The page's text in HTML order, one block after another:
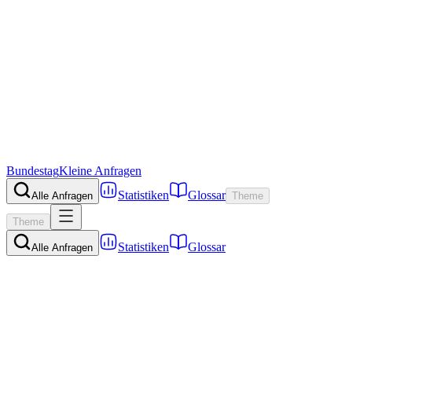
BundestagKleine Anfragen
Alle Anfragen Statistiken Glossar Theme
Theme
Alle Anfragen Statistiken Glossar